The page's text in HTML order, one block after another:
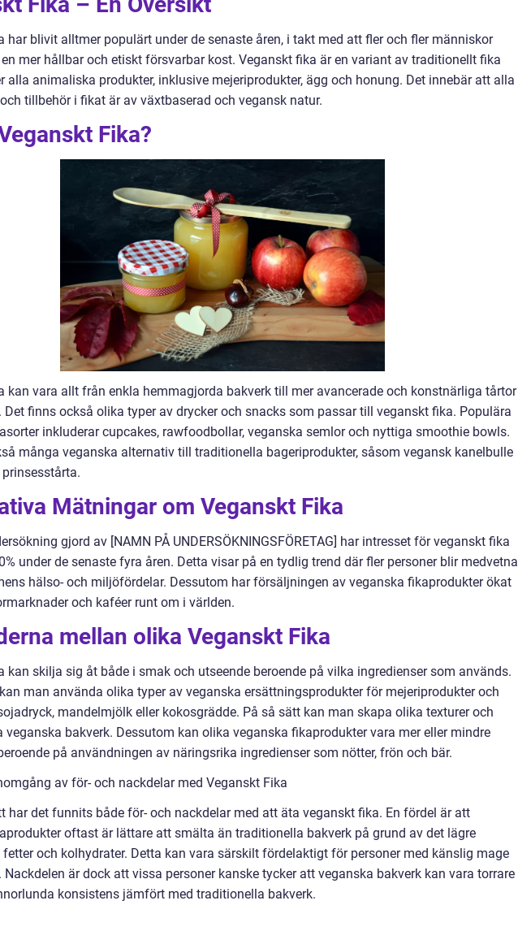
har blivit alltmer populärt under de senaste åren, i takt med att fler och fler människor
mer hållbar och etiskt försvarbar kost. Veganskt fika är en variant av traditionellt fika
alla animaliska produkter, inklusive mejeriprodukter, ägg och honung. Det innebär att alla
tillbehör i fikat är av växtbaserad och vegansk natur.
Fika?
kan vara allt från enkla hemmagjorda bakverk till mer avancerade och konstnärliga tårtor
Det finns också olika typer av drycker och snacks som passar till veganskt fika. Populära
inkluderar cupcakes, rawfoodbollar, veganska semlor och nyttiga smoothie bowls.
många veganska alternativ till traditionella bageriprodukter, såsom vegansk kanelbulle
Mätningar om Veganskt Fika
gjord av [NAMN PÅ UNDERSÖKNINGSFÖRETAG] har intresset för veganskt fika
under de senaste fyra åren. Detta visar på en tydlig trend där fler personer blir medvetna
hälso- och miljöfördelar. Dessutom har försäljningen av veganska fikaprodukter ökat
och kaféer runt om i världen.
mellan olika Veganskt Fika
kan skilja sig åt både i smak och utseende beroende på vilka ingredienser som används.
man använda olika typer av veganska ersättningsprodukter för mejeriprodukter och
mandelmjölk eller kokosgrädde. På så sätt kan man skapa olika texturer och
veganska bakverk. Dessutom kan olika veganska fikaprodukter vara mer eller mindre
på användningen av näringsrika ingredienser som nötter, frön och bär.
av för- och nackdelar med Veganskt Fika
har det funnits både för- och nackdelar med att äta veganskt fika. En fördel är att
oftast är lättare att smälta än traditionella bakverk på grund av det lägre
och kolhydrater. Detta kan vara särskilt fördelaktigt för personer med känslig mage
Nackdelen är dock att vissa personer kanske tycker att veganska bakverk kan vara torrare
konsistens jämfört med traditionella bakverk.